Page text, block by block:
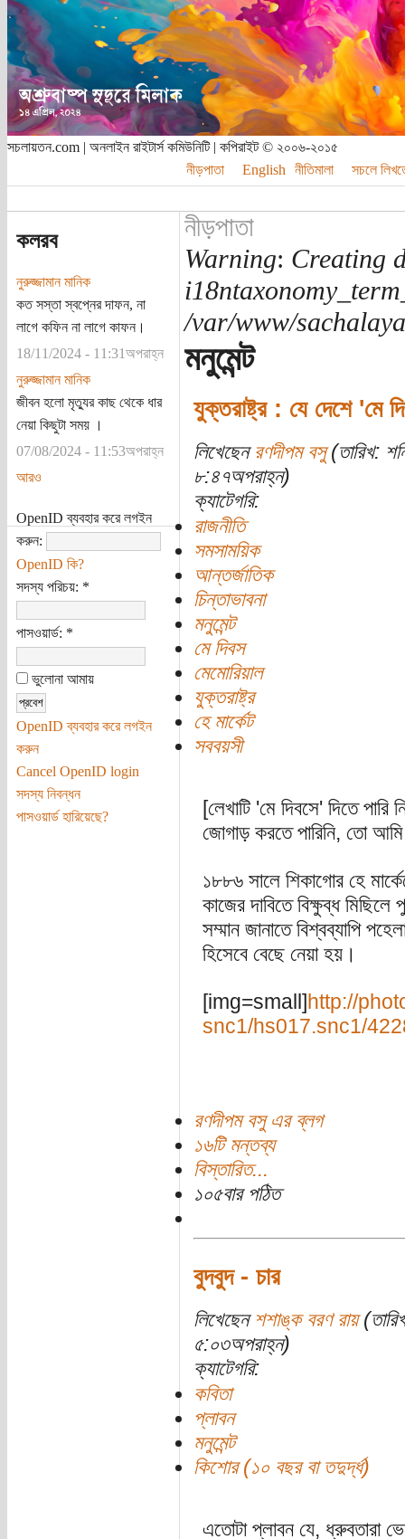
সচলায়তন.com | অনলাইন রাইটার্স কমিউনিটি | কপিরাইট © ২০০৬-২০১৫
নীড়পাতা
English নীতিমালা সচলে
কলরব
নুরুজ্জামান মানিক
কত সস্তা স্বপ্নের দাফন, না
লাগে কফিন না লাগে কাফন।
18/11/2024 - 11:31অপরাহ্ন
নুরুজ্জামান মানিক
জীবন হলো মৃত্যুর কাছ থেকে ধার
নেয়া কিছুটা সময় ।
07/08/2024 - 11:53অপরাহ্ন
আরও
OpenID ব্যবহার করে লগইন
করুন:
OpenID কি?
সদস্য পরিচয়: *
পাসওয়ার্ড: *
ভুলোনা আমায়
OpenID ব্যবহার করে লগইন
করুন
Cancel OpenID login
সদস্য নিবন্ধন
পাসওয়ার্ড হারিয়েছে?
নীড়পাতা
Warning: Creating
/var/www/
মনুমেন্ট
যুক্তরাষ্ট্র : যে দেশে 'মে
লিখেছেন রণদীপম বসু(তারিখ:
৮:৪৭অপরাহ্ন)
ক্যাটেগরি:
রাজনীতি
সমসাময়িক
আন্তর্জাতিক
চিন্তাভাবনা
মনুমেন্ট
মে দিবস
মেমোরিয়াল
যুক্তরাষ্ট্র
হে মার্কেট
সববয়সী
[লেখাটি 'মে দিবসে' দিতে
জোগাড় করতে পারিনি, তো
১৮৮৬ সালে শিকাগোর হে
কাজের দাবিতে বিক্ষুব্ধ
সম্মান জানাতে বিশ্বব্যাপি
হিসেবে বেছে নেয়া হয়।
[img=small] http://
snc1/hs017.snc1/
রণদীপম বসু এর ব্লগ
১৬টি মন্তব্য
বিস্তারিত...
১০৫বার পঠিত
বুদ‌বুদ‌ - চার
লিখেছেন শশাঙ্ক বরণ রায়
৫:০৩অপরাহ্ন)
ক্যাটেগরি:
কবিতা
প্লাবন
মনুমেন্ট
কিশোর (১০ বছর বা তদুর্দ্ধ)
এতোটা প্লাবন যে, ধ্রুবতারা